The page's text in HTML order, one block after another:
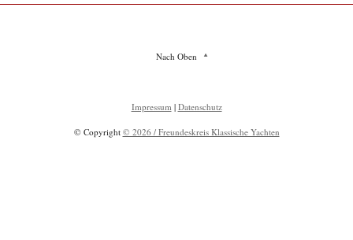
Nach Oben
Impressum | Datenschutz
© Copyright © 2026 / Freundeskreis Klassische Yachten